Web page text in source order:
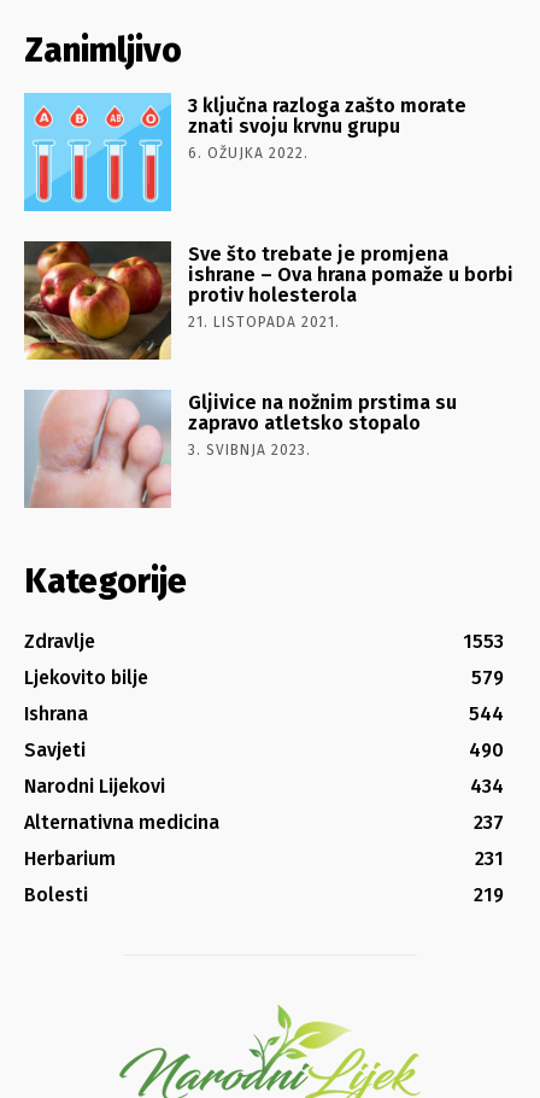
Zanimljivo
3 ključna razloga zašto morate
znati svoju krvnu grupu
6. OŽUJKA 2022.
Sve što trebate je promjena
ishrane – Ova hrana pomaže u borbi
protiv holesterola
21. LISTOPADA 2021.
Gljivice na nožnim prstima su
zapravo atletsko stopalo
3. SVIBNJA 2023.
Kategorije
Zdravlje
1553
Ljekovito bilje
579
Ishrana
544
Savjeti
490
Narodni Lijekovi
434
Alternativna medicina
237
Herbarium
231
Bolesti
219